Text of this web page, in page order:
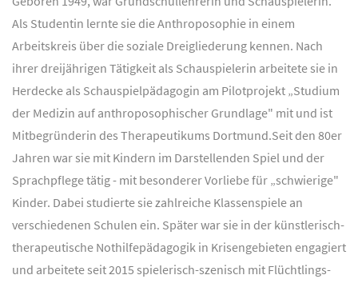
Als Studentin lernte sie die Anthroposophie in einem
Arbeitskreis über die soziale Dreigliederung kennen. Nach
ihrer dreijährigen Tätigkeit als Schauspielerin arbeitete sie in
Herdecke als Schauspielpädagogin am Pilotprojekt „Studium
der Medizin auf anthroposophischer Grundlage" mit und ist
Mitbegründerin des Therapeutikums Dortmund.Seit den 80er
Jahren war sie mit Kindern im Darstellenden Spiel und der
Sprachpflege tätig - mit besonderer Vorliebe für „schwierige"
Kinder. Dabei studierte sie zahlreiche Klassenspiele an
verschiedenen Schulen ein. Später war sie in der künstlerisch-
therapeutische Nothilfepädagogik in Krisengebieten engagiert
und arbeitete seit 2015 spielerisch-szenisch mit Flüchtlings-